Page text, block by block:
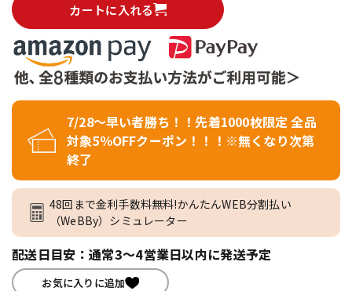
カートに入れる
7/28～早い者勝ち！！先着1000枚限定 全品
対象5％OFFクーポン！！！※無くなり次第
終了
48回まで金利手数料無料!かんたんWEB分割払い
（WeBBy）シミュレーター
配送日目安：通常3～4営業日以内に発送予定
お気に入りに追加